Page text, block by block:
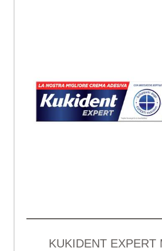
KUKIDENT EXPERT